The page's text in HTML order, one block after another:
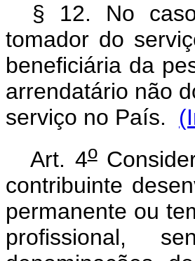
§ 12. No
tomador do
beneficiária da
arrendatário não
serviço no País.
Art. 4o
contribuinte
permanente ou
profissional,